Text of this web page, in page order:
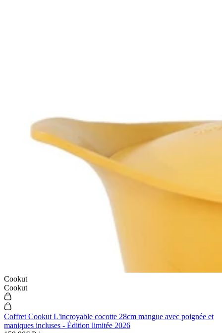
Cookut
Cookut
Coffret Cookut L'incroyable cocotte 28cm mangue avec poignée et
maniques incluses - Édition limitée 2026